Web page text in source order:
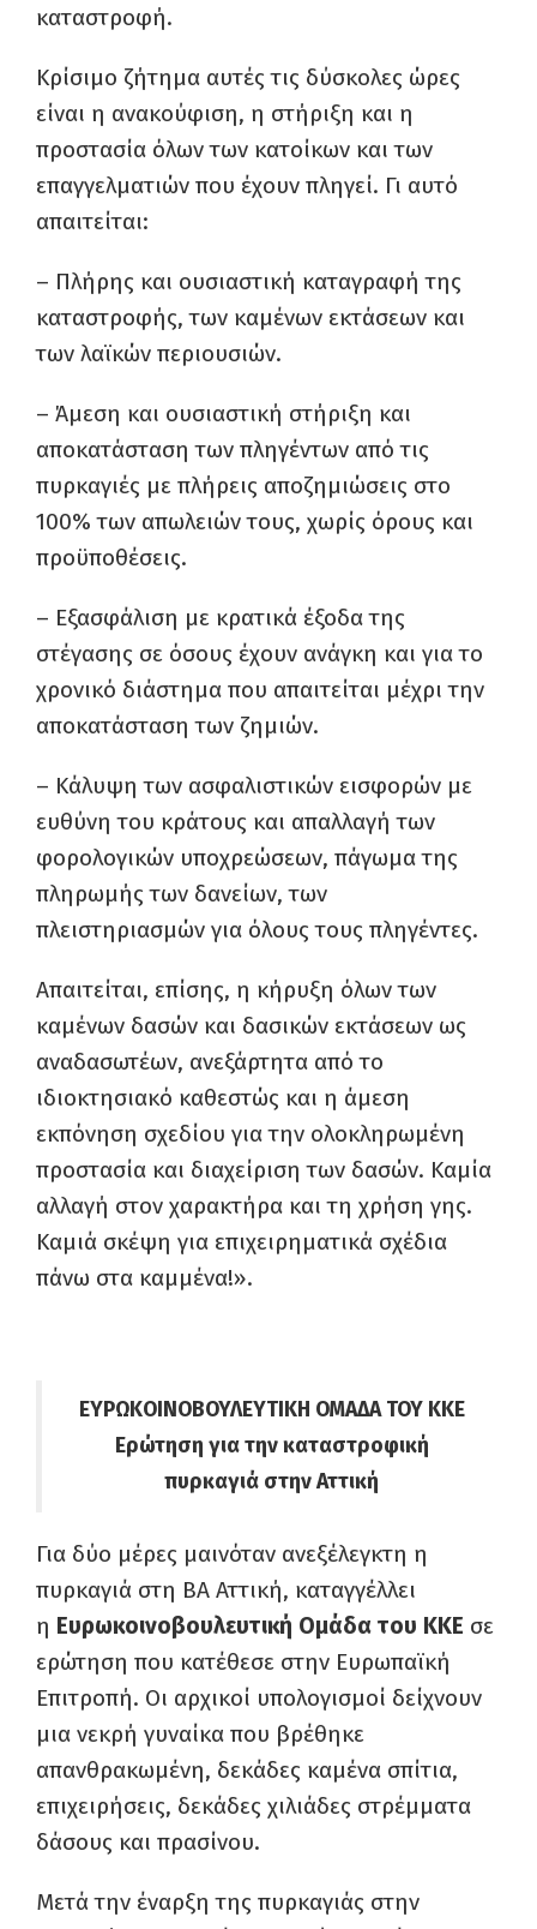
καταστροφή.
Κρίσιμο ζήτημα αυτές τις δύσκολες ώρες
είναι η ανακούφιση, η στήριξη και η
προστασία όλων των κατοίκων και των
επαγγελματιών που έχουν πληγεί. Γι αυτό
απαιτείται:
– Πλήρης και ουσιαστική καταγραφή της
καταστροφής, των καμένων εκτάσεων και
των λαϊκών περιουσιών.
– Άμεση και ουσιαστική στήριξη και
αποκατάσταση των πληγέντων από τις
πυρκαγιές με πλήρεις αποζημιώσεις στο
100% των απωλειών τους, χωρίς όρους και
προϋποθέσεις.
– Εξασφάλιση με κρατικά έξοδα της
στέγασης σε όσους έχουν ανάγκη και για το
χρονικό διάστημα που απαιτείται μέχρι την
αποκατάσταση των ζημιών.
– Κάλυψη των ασφαλιστικών εισφορών με
ευθύνη του κράτους και απαλλαγή των
φορολογικών υποχρεώσεων, πάγωμα της
πληρωμής των δανείων, των
πλειστηριασμών για όλους τους πληγέντες.
Απαιτείται, επίσης, η κήρυξη όλων των
καμένων δασών και δασικών εκτάσεων ως
αναδασωτέων, ανεξάρτητα από το
ιδιοκτησιακό καθεστώς και η άμεση
εκπόνηση σχεδίου για την ολοκληρωμένη
προστασία και διαχείριση των δασών. Καμία
αλλαγή στον χαρακτήρα και τη χρήση γης.
Καμιά σκέψη για επιχειρηματικά σχέδια
πάνω στα καμμένα!».
ΕΥΡΩΚΟΙΝΟΒΟΥΛΕΥΤΙΚΗ ΟΜΑΔΑ ΤΟΥ ΚΚΕ
Ερώτηση για την καταστροφική
πυρκαγιά στην Αττική
Για δύο μέρες μαινόταν ανεξέλεγκτη η
πυρκαγιά στη ΒΑ Αττική, καταγγέλλει
η Ευρωκοινοβουλευτική Ομάδα του ΚΚΕ σε
ερώτηση που κατέθεσε στην Ευρωπαϊκή
Επιτροπή. Οι αρχικοί υπολογισμοί δείχνουν
μια νεκρή γυναίκα που βρέθηκε
απανθρακωμένη, δεκάδες καμένα σπίτια,
επιχειρήσεις, δεκάδες χιλιάδες στρέμματα
δάσους και πρασίνου.
Μετά την έναρξη της πυρκαγιάς στην